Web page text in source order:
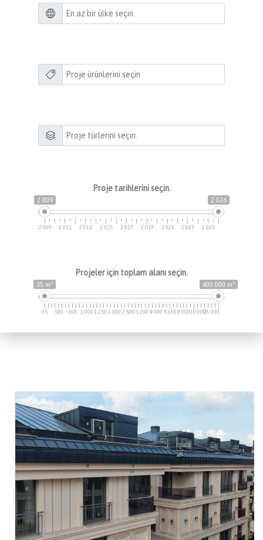
Proje tarihlerini seçin.
2 009 2 026
2 009 2 011 2 013 2 015 2 017 2 019 2 021 2 023 2 025
Projeler için toplam alanı seçin.
35 m 2 600 000 m 2
35 500 668 1 000 1 250 2 000 2 500 3 200 4 000 5 600 8 00010 00026 000